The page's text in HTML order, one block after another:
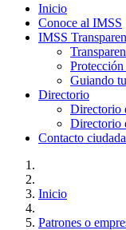
Navegación
Inicio
Conoce al IMSS
IMSS
Protección
Guiando
Directorio
Directorio
Directorio
Contacto
Inicio
Patrones o